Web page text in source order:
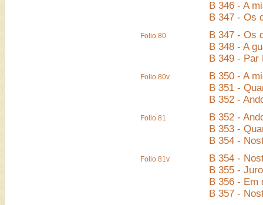
B 346 - A
B 347 - Os
Folio 80
B 347 - Os
B 348 - A
B 349 - Par
Folio 80v
B 350 - A
B 351 -
B 352 -
Folio 81
B 352 -
B 353 -
B 354 -
Folio 81v
B 354 -
B 355 -
B 356 - Em
B 357 -